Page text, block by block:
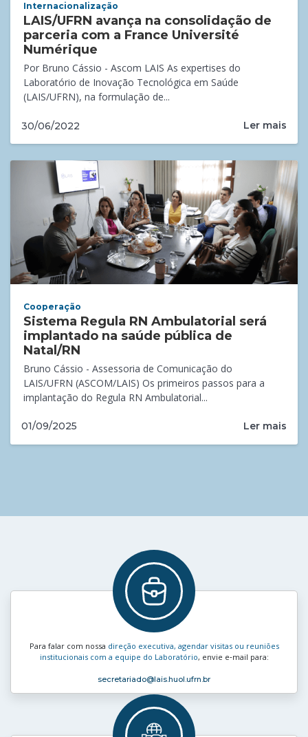
Internacionalização
LAIS/UFRN avança na consolidação de
parceria com a France Université
Numérique
Por Bruno Cássio - Ascom LAIS As expertises do
Laboratório de Inovação Tecnológica em Saúde
(LAIS/UFRN), na formulação de...
30/06/2022 Ler mais
Cooperação
Sistema Regula RN Ambulatorial será
implantado na saúde pública de
Natal/RN
Bruno Cássio - Assessoria de Comunicação do
LAIS/UFRN (ASCOM/LAIS) Os primeiros passos para a
implantação do Regula RN Ambulatorial...
01/09/2025 Ler mais
Para falar com nossa direção executiva, agendar visitas ou reuniões
institucionais com a equipe do Laboratório, envie e‑mail para:
secretariado@lais.huol.ufrn.br